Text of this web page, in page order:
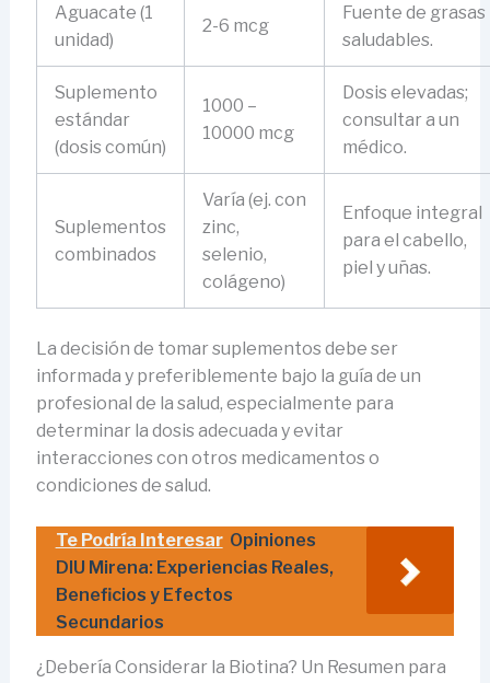
Aguacate (1
unidad)
2-6 mcg
Fuente de grasas
saludables.
Suplemento
estándar
(dosis común)
1000 –
10000 mcg
Dosis elevadas;
consultar a un
médico.
Suplementos
combinados
Varía (ej. con
zinc,
selenio,
colágeno)
Enfoque integral
para el cabello,
piel y uñas.
La decisión de tomar suplementos debe ser
informada y preferiblemente bajo la guía de un
profesional de la salud, especialmente para
determinar la dosis adecuada y evitar
interacciones con otros medicamentos o
condiciones de salud.
Te Podría Interesar Opiniones
DIU Mirena: Experiencias Reales,
Beneficios y Efectos
Secundarios
¿Debería Considerar la Biotina? Un Resumen para